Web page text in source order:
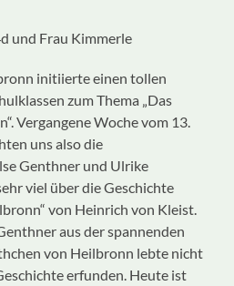
und Frau Kimmerle
initiierte einen tollen
zum Thema „Das
Vergangene Woche vom 13.
uns also die
Genthner und Ulrike
viel über die Geschichte
von Heinrich von Kleist.
aus der spannenden
von Heilbronn lebte nicht
erfunden. Heute ist